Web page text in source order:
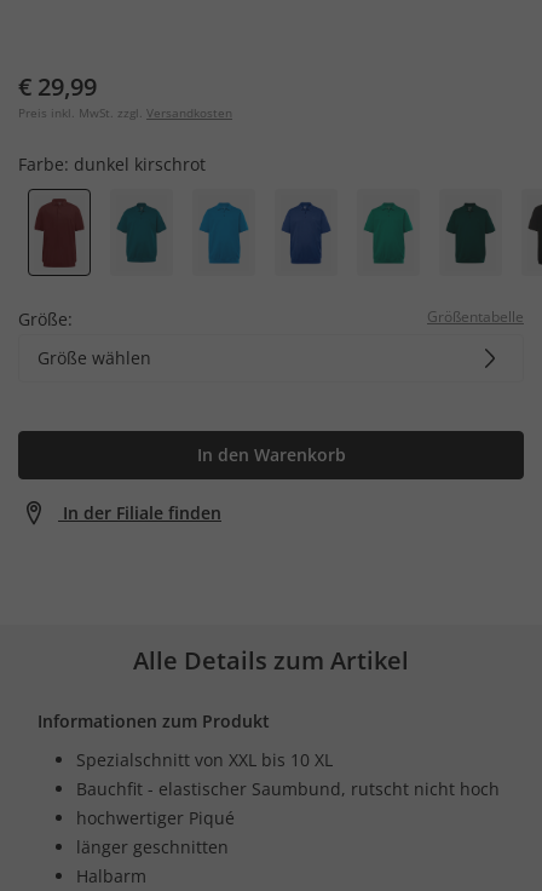
€ 29,99
Preis inkl. MwSt. zzgl. Versandkosten
Farbe: dunkel kirschrot
Größe: Größentabelle
Größe wählen
In den Warenkorb
In der Filiale finden
Alle Details zum Artikel
Informationen zum Produkt
Spezialschnitt von XXL bis 10 XL
Bauchfit - elastischer Saumbund, rutscht nicht hoch
hochwertiger Piqué
länger geschnitten
Halbarm